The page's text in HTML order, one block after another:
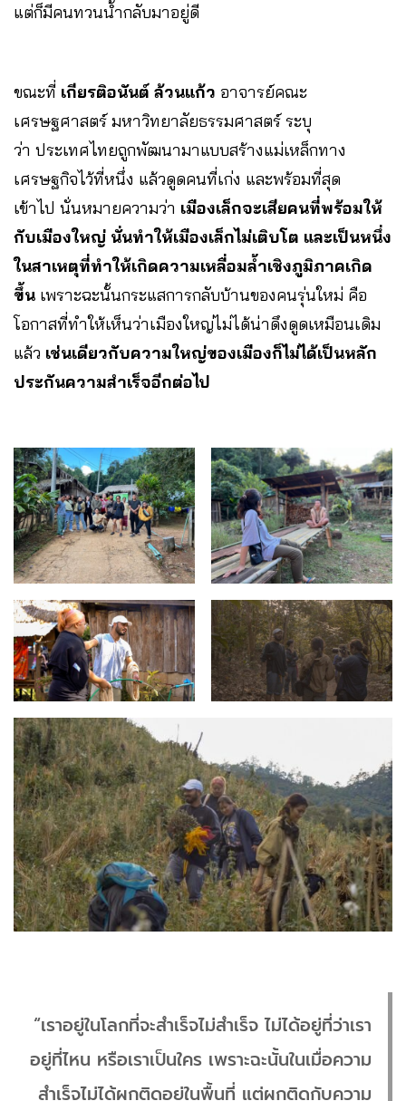
แต่ก็มีคนทวนน้ำกลับมาอยู่ดี
ขณะที่ เกียรติอนันต์ ล้วนแก้ว อาจารย์คณะ
เศรษฐศาสตร์ มหาวิทยาลัยธรรมศาสตร์ ระบุ
ว่า ประเทศไทยถูกพัฒนามาแบบสร้างแม่เหล็กทาง
เศรษฐกิจไว้ที่หนึ่ง แล้วดูดคนที่เก่ง และพร้อมที่สุด
เข้าไป นั่นหมายความว่า เมืองเล็กจะเสียคนที่พร้อมให้
กับเมืองใหญ่ นั่นทำให้เมืองเล็กไม่เติบโต และเป็นหนึ่ง
ในสาเหตุที่ทำให้เกิดความเหลื่อมล้ำเชิงภูมิภาคเกิด
ขึ้น เพราะฉะนั้นกระแสการกลับบ้านของคนรุ่นใหม่ คือ
โอกาสที่ทำให้เห็นว่าเมืองใหญ่ไม่ได้น่าดึงดูดเหมือนเดิม
แล้ว เช่นเดียวกับความใหญ่ของเมืองก็ไม่ได้เป็นหลัก
ประกันความสำเร็จอีกต่อไป
“เราอยู่ในโลกที่จะสำเร็จไม่สำเร็จ ไม่ได้อยู่ที่ว่าเรา
อยู่ที่ไหน หรือเราเป็นใคร เพราะฉะนั้นในเมื่อความ
สำเร็จไม่ได้ผูกติดอยู่ในพื้นที่ แต่ผูกติดกับความ